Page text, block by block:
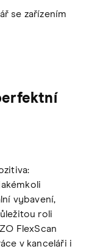
se zařízením
vybavení,
roli
FlexScan
v kanceláři i